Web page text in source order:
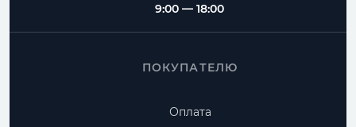
9:00 — 18:00
ПОКУПАТЕЛЮ
Оплата